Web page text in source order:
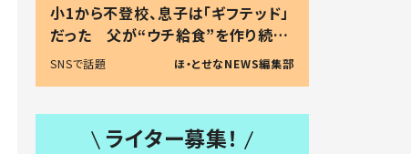
小1から不登校、息子は「ギフテッド」
だった 父が“ウチ給食”を作り続け
る理由とは #令和の親 #令和の子
SNSで話題 ほ・とせなNEWS編集部
ライター募集！